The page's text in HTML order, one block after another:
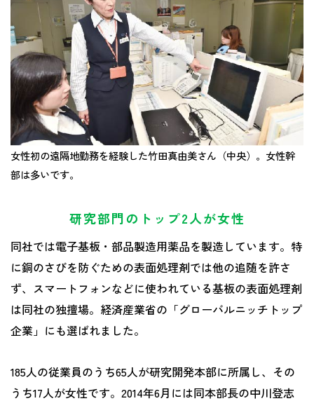
女性初の遠隔地勤務を経験した竹田真由美さん（中央）。女性幹
部は多いです。
研究部門のトップ2人が女性
同社では電子基板・部品製造用薬品を製造しています。特
に銅のさびを防ぐための表面処理剤では他の追随を許さ
ず、スマートフォンなどに使われている基板の表面処理剤
は同社の独擅場。経済産業省の「グローバルニッチトップ
企業」にも選ばれました。
185人の従業員のうち65人が研究開発本部に所属し、その
うち17人が女性です。2014年6月には同本部長の中川登志